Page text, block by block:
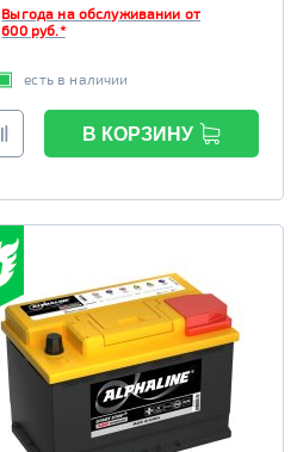
Выгода на обслуживании от
600 руб.*
есть в наличии
В КОРЗИНУ